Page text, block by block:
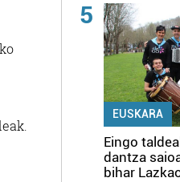
5
EUSKARA
Eingo
dantza
bihar